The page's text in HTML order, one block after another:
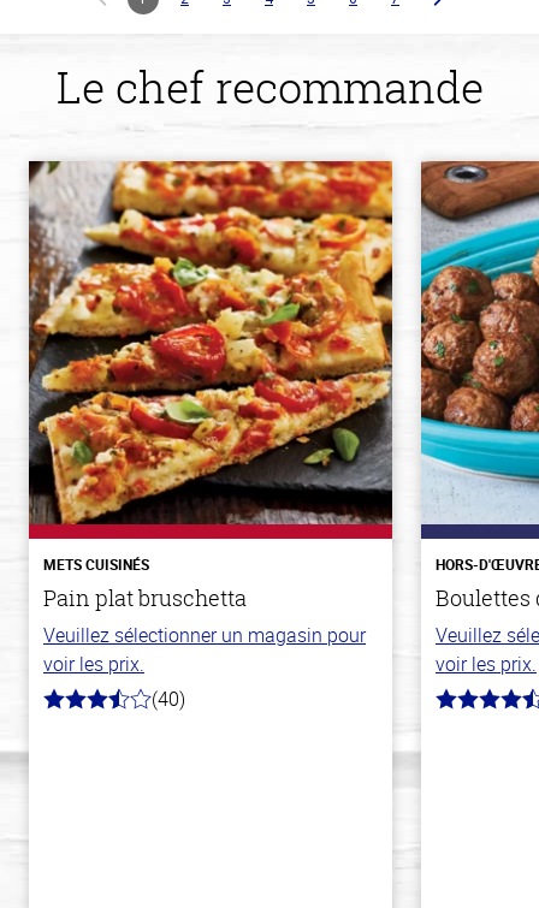
Le chef recommande
METS CUISINÉS
Pain plat bruschetta
Veuillez sélectionner un magasin pour
voir les prix.
3.8
(40)
HORS-
Boulettes
Veuillez
voir les prix.
4.6